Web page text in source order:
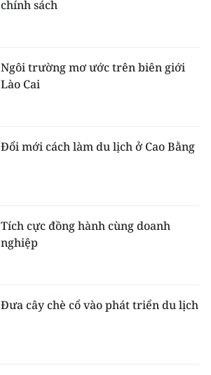
chính sách
Ngôi trường mơ ước trên biên giới
Lào Cai
Đổi mới cách làm du lịch ở Cao Bằng
Tích cực đồng hành cùng doanh
nghiệp
Đưa cây chè cổ vào phát triển du lịch